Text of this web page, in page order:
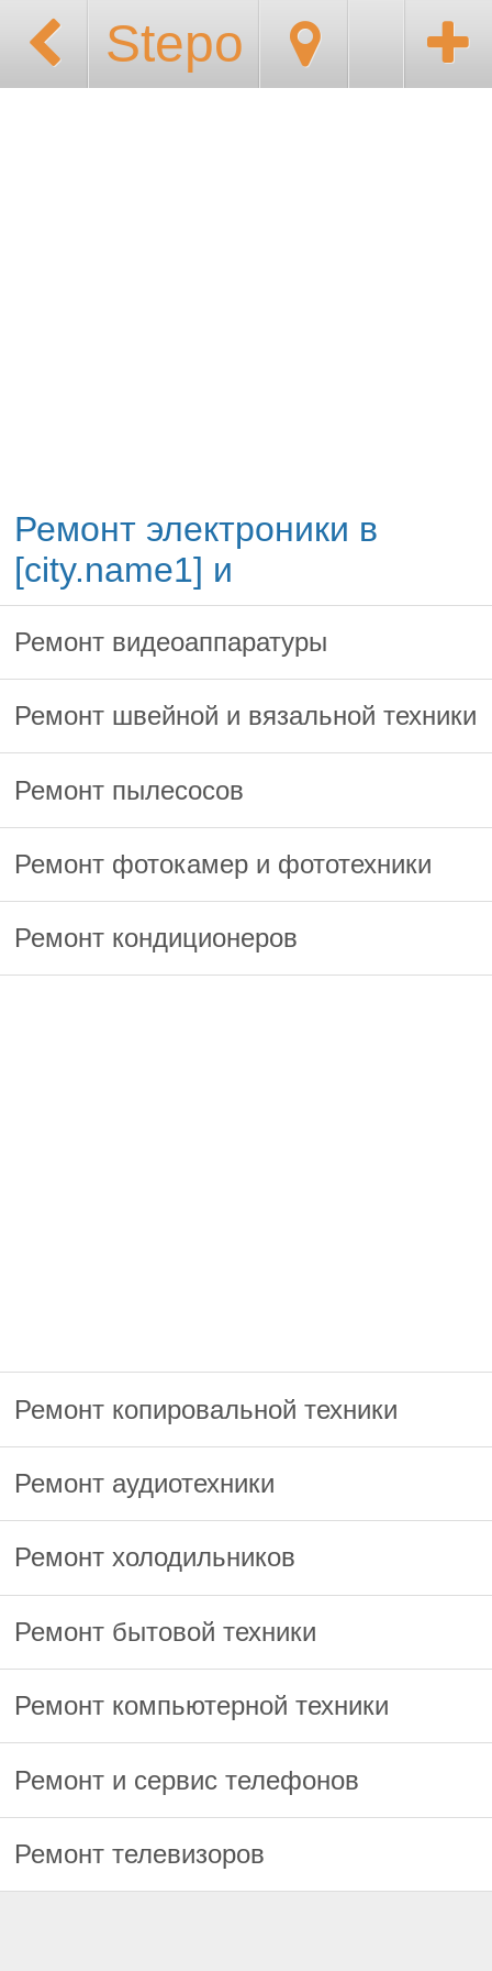
Stepo
Ремонт электроники в
[city.name1] и
Ремонт видеоаппаратуры
Ремонт швейной и вязальной техники
Ремонт пылесосов
Ремонт фотокамер и фототехники
Ремонт кондиционеров
Ремонт копировальной техники
Ремонт аудиотехники
Ремонт холодильников
Ремонт бытовой техники
Ремонт компьютерной техники
Ремонт и сервис телефонов
Ремонт телевизоров